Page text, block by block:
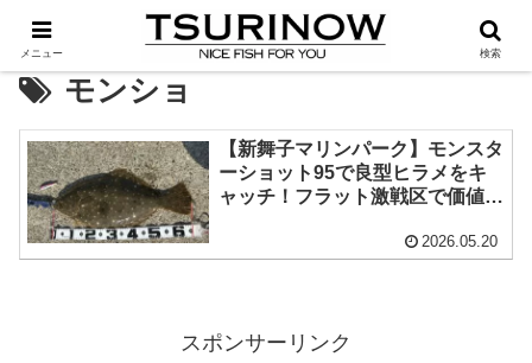
モンショ
【新舞子マリンパーク】モンスタ
ーショット95で良型ヒラメをキ
ャッチ！フラット激戦区で価値あ
2026.05.20
スポンサーリンク
メニュー 検索